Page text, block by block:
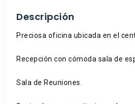
Descripción
Preciosa oficina ubicada en el
Recepción con cómoda sala de
Sala de Reuniones.